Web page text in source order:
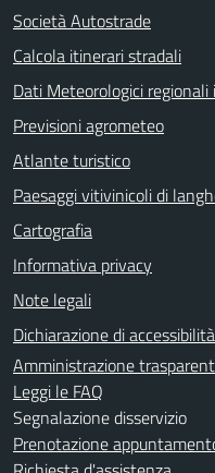
Società Autostrade
Calcola itinerari stradali
Dati Meteorologici
Previsioni agrometeo
Atlante turistico
Paesaggi vitivinicoli di
Cartografia
Informativa privacy
Note legali
Dichiarazione di accessibilità
Amministrazione
Leggi le FAQ
Segnalazione disservizio
Prenotazione